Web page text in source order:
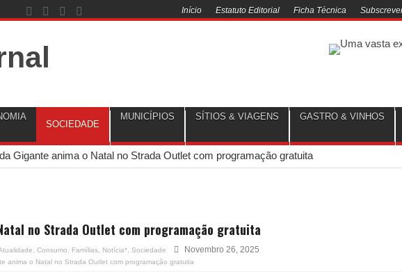
Início Estatuto Editorial Ficha Técnica
SOCIEDADE
MUNICÍPIOS SÍTIOS & VIAGENS GASTRO & VINHOS
Gigante anima o Natal no Strada Outlet com programação gratuita
no Strada Outlet com programação gratuita
Consumo Famílias Notícia* Sociedade Novembro 26, 2025
anima o Natal no Strada Outlet com programação gratuita